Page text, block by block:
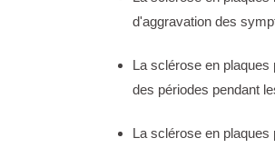
d'aggravation des
La sclérose en plaques
des périodes pendant
La sclérose en plaques